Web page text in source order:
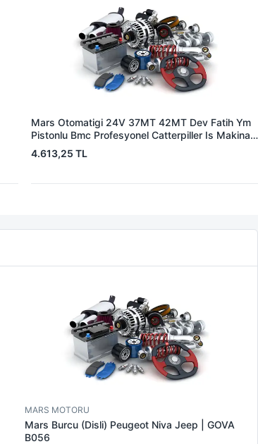
Mars Otomatigi 24V 37MT 42MT Dev Fatih Ym
Pistonlu Bmc Profesyonel Catterpiller Is Makinasi
| ZM 0361 | OEM 3604650RX 7T0258 7X1955
4.613,25 TL
MARS MOTORU
Mars Burcu (Disli) Peugeot Niva Jeep | GOVA
B056